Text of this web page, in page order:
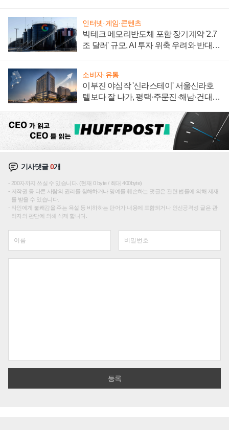
인터넷·게임·콘텐츠
빅테크 메모리반도체 포함 장기계약 '2.7
조 달러' 규모, AI 투자 위축 우려와 반대
소비자·유통
이부진 야심작 '신라스테이' 서울신라호
텔보다 잘 나가, 평택·주문진·해남·건대로
기사댓글0개
200자까지 쓰실 수 있습니다. (현재 0 byte / 최대 400byte)
저작권 등 다른 사람의 권리를 침해하거나 명예를 훼손하는 댓글은 관련 법률에 의해 제재
를 받을 수 있습니다.
타인에게 불쾌감을 주는 욕설 등 비하하는 단어가 내용에 포함되거나 인신공격성 글은 관
리자의 판단에 의해 삭제 합니다.